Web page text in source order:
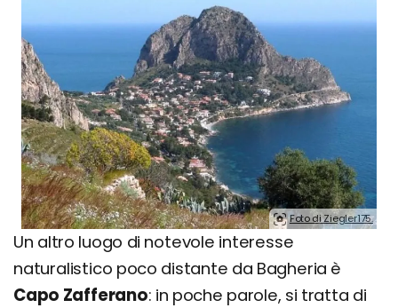
Foto di Ziegler175.
Un altro luogo di notevole interesse
naturalistico poco distante da Bagheria è
Capo Zafferano: in poche parole, si tratta di